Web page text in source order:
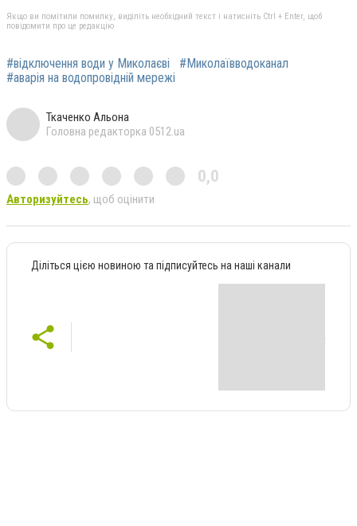
Якщо ви помітили помилку, виділіть необхідний текст і натисніть Ctrl + Enter, щоб
повідомити про це редакцію
#відключення води у Миколаєві
#Миколаївводоканал
#аварія на водопровідній мережі
Ткаченко Альона
Головна редакторка 0512.ua
0,0
Авторизуйтесь, щоб оцінити
Діліться цією новиною та підписуйтесь на наші канали